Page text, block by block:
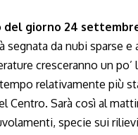
giorno 24
segnata da nubi sparse
cresceranno un po’
relativamente più
Centro. Sarà così al
specie sui